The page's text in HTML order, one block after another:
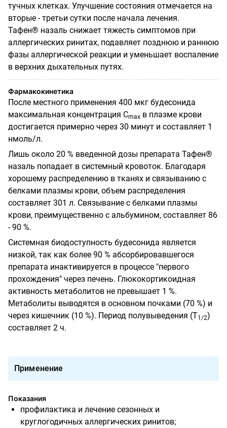
тучных клетках. Улучшение состояния отмечается на
вторые - третьи сутки после начала лечения.
Тафен® назаль снижает тяжесть симптомов при
аллергических ринитах, подавляет позднюю и раннюю
фазы аллергической реакции и уменьшает воспаление
в верхних дыхательных путях.
Фармакокинетика
После местного применения 400 мкг будесонида
максимальная концентрация Сmах в плазме крови
достигается примерно через 30 минут и составляет 1
нмоль/л.
Лишь около 20 % введенной дозы препарата Тафен®
назаль попадает в системный кровоток. Благодаря
хорошему распределению в тканях и связыванию с
белками плазмы крови, объем распределения
составляет 301 л. Связывание с белками плазмы
крови, преимущественно с альбумином, составляет 86
- 90 %.
Системная биодоступность будесонида является
низкой, так как более 90 % абсорбировавшегося
препарата инактивируется в процессе "первого
прохождения" через печень. Глюкокортикоидная
активность метаболитов не превышает 1 %.
Метаболиты выводятся в основном почками (70 %) и
через кишечник (10 %). Период полувыведения (T1/2)
составляет 2 ч.
Применение
Показания
профилактика и лечение сезонных и
круглогодичных аллергических ринитов;